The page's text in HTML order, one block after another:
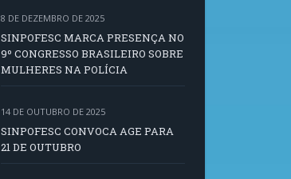
8 DE DEZEMBRO DE 2025
SINPOFESC MARCA PRESENÇA NO
9º CONGRESSO BRASILEIRO SOBRE
MULHERES NA POLÍCIA
14 DE OUTUBRO DE 2025
SINPOFESC CONVOCA AGE PARA
21 DE OUTUBRO